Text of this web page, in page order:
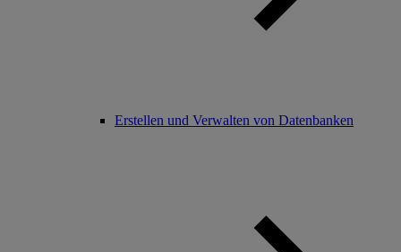
Erstellen und Verwalten von Datenbanken